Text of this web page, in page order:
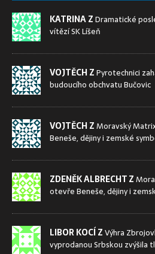
KATRINA ZDramatické
vítězí SK Líšeň
VOJTĚCH ZPyrotechnici
budoucího obchvatu Bučovic
VOJTĚCH ZMoravský
Beneše, dějiny i zemské
ZDENĚK ALBRECHT Z
otevře Beneše, dějiny i
LIBOR KOCÍ ZVýhra
vyprodanou Srbskou zvýšila